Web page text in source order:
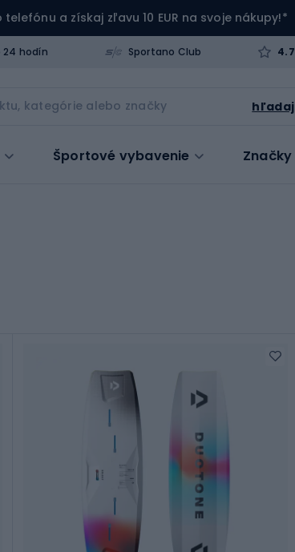
a získaj zľavu 10 EUR na svoje nákupy!*
24 hodín Sportano Club 4.7
hľadaj
Športové vybavenie Značky